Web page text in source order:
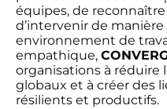
équipes, de
d’intervenir de
environnement de
empathique,
organisations à réduire
globaux et à créer des
résilients et productifs.